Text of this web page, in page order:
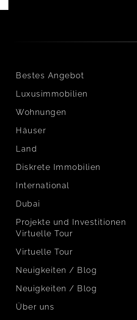
Bestes Angebot
Luxusimmobilien
Wohnungen
Häuser
Land
Diskrete Immobilien
International
Dubai
Projekte und Investitionen
Virtuelle Tour
Virtuelle Tour
Neuigkeiten / Blog
Neuigkeiten / Blog
Über uns